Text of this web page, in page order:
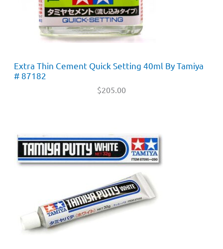
Extra Thin Cement Quick Setting 40ml By Tamiya
# 87182
$205.00